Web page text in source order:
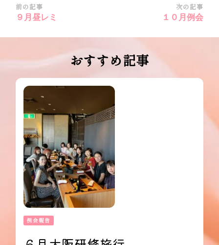
投
稿
ナ
ゲ
ー
シ
ョ
ン
前の記事
９月昼レミ
次の記事
１０月例会
おすすめ記事
例会報告